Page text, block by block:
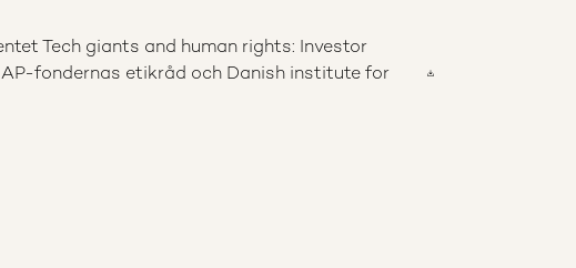
Tech giants and human rights: Investor
fondernas etikråd och Danish institute for